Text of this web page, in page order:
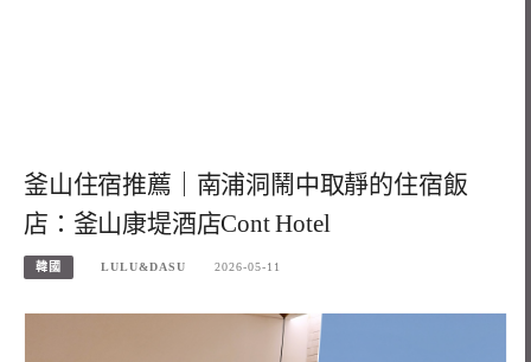
釜山住宿推薦｜南浦洞鬧中取靜的住宿飯
店：釜山康堤酒店Cont Hotel
韓國 LULU&DASU 2026-05-11